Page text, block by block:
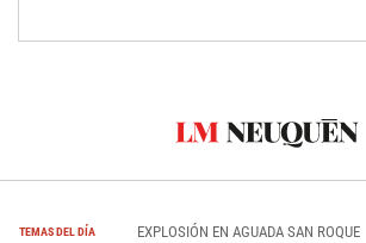
TEMAS DEL DÍA EXPLOSIÓN EN AGUADA SAN ROQUE